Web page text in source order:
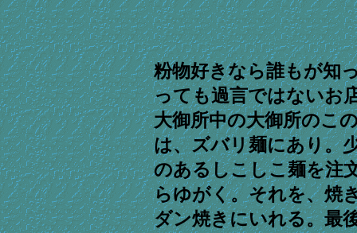
粉物好きなら誰もが知
っても過言ではないお
大御所中の大御所のこ
は、ズバリ麺にあり。
のあるしこしこ麺を注
らゆがく。それを、焼
ダン焼きにいれる。最